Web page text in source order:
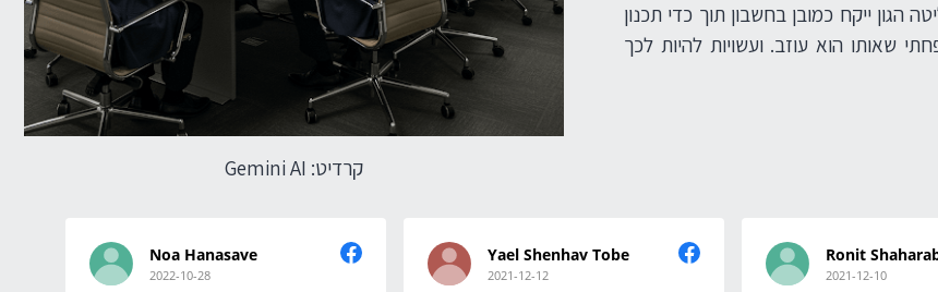
הגון ייקח כמובן בחשבון תוך כדי תכנון
הוא עוזב. ועשויות להיות לכך
קרדיט: Gemini AI
Noa Hanasave
2022-10-28
Yael Shenhav Tobe
2021-12-12
Ronit
2021-12-10